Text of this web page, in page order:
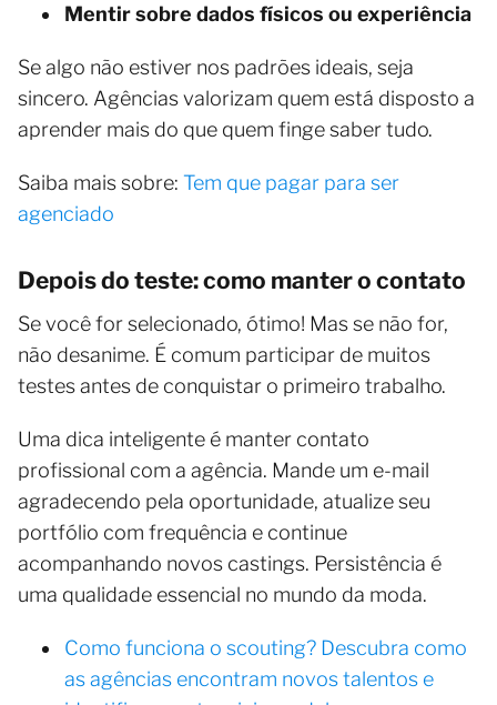
Mentir sobre dados físicos ou experiência
Se algo não estiver nos padrões ideais, seja
sincero. Agências valorizam quem está disposto a
aprender mais do que quem finge saber tudo.
Saiba mais sobre: Tem que pagar para ser
agenciado
Depois do teste: como manter o contato
Se você for selecionado, ótimo! Mas se não for,
não desanime. É comum participar de muitos
testes antes de conquistar o primeiro trabalho.
Uma dica inteligente é manter contato
profissional com a agência. Mande um e-mail
agradecendo pela oportunidade, atualize seu
portfólio com frequência e continue
acompanhando novos castings. Persistência é
uma qualidade essencial no mundo da moda.
Como funciona o scouting? Descubra como
as agências encontram novos talentos e